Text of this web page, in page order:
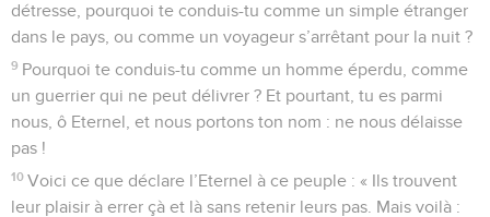
détresse, pourquoi te conduis-tu comme un simple étranger
dans le pays, ou comme un voyageur s’arrêtant pour la nuit ?
9 Pourquoi te conduis-tu comme un homme éperdu, comme
un guerrier qui ne peut délivrer ? Et pourtant, tu es parmi
nous, ô Eternel, et nous portons ton nom : ne nous délaisse
pas !
10 Voici ce que déclare l’Eternel à ce peuple : « Ils trouvent
leur plaisir à errer çà et là sans retenir leurs pas. Mais voilà :